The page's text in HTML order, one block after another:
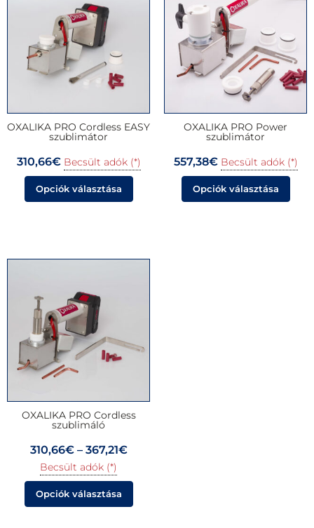
OXALIKA PRO Cordless EASY
szublimátor
310,66€ Becsült adók (*)
Opciók választása
OXALIKA PRO Power
szublimátor
557,38€ Becsült adók (*)
Opciók választása
OXALIKA PRO Cordless
szublimáló
310,66€ – 367,21€
Becsült adók (*)
Opciók választása